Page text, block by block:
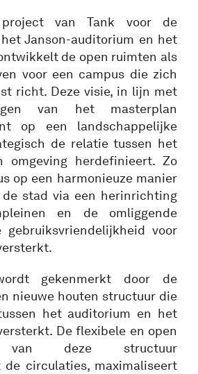
van Tank voor de
Janson-auditorium en het
de open ruimten als
voor een campus die zich
richt. Deze visie, in lijn met
van het masterplan
op een landschappelijke
de relatie tussen het
omgeving herdefinieert. Zo
op een harmonieuze manier
stad via een herinrichting
en de omliggende
voor
gekenmerkt door de
nieuwe houten structuur die
het auditorium en het
De flexibele en open
van deze structuur
de circulaties, maximaliseert